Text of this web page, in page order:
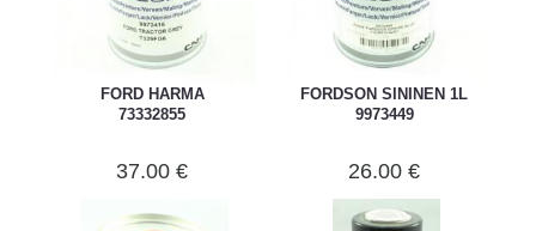
FORD HARMA
73332855
37.00 €
FORDSON SININEN 1L
9973449
26.00 €